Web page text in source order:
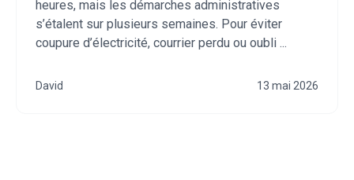
heures, mais les démarches administratives
s’étalent sur plusieurs semaines. Pour éviter
coupure d’électricité, courrier perdu ou oubli ...
David 13 mai 2026